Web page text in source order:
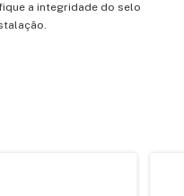
a integridade do selo